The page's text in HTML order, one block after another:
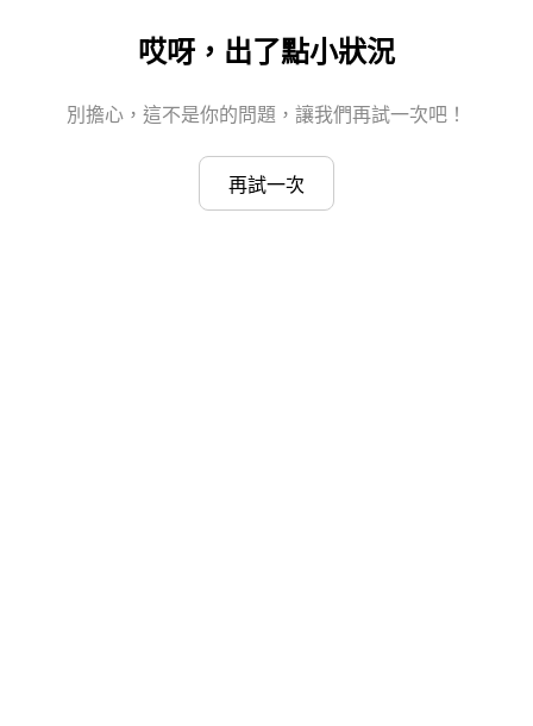
哎呀，出了點小狀況
別擔心，這不是你的問題，讓我們再試一次吧！
再試一次